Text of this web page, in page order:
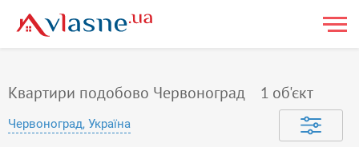
Квартири подобово Червоноград 1 об'єкт
Червоноград, Україна